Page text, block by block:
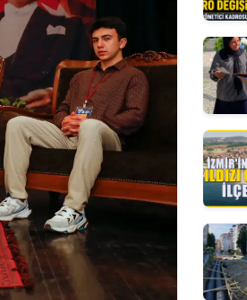
Denizli
Diyarbakır
Edirne
Elazığ
Erzincan
Gaziantep